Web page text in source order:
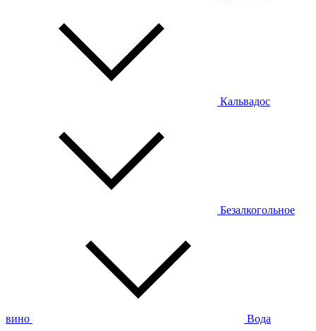
Кальвадос
Безалкогольное
вино Вода